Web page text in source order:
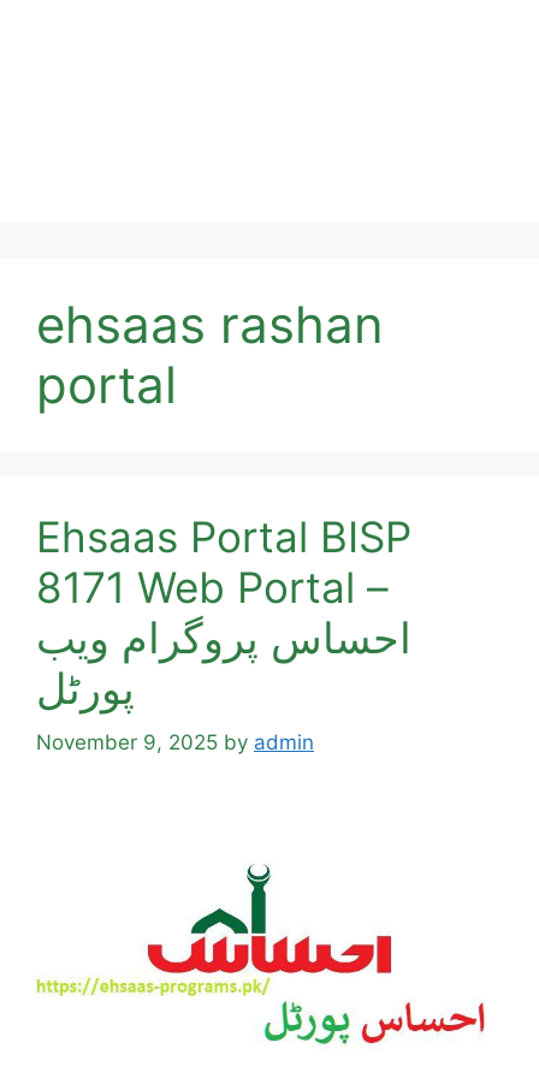
ehsaas rashan
portal
Ehsaas Portal BISP
8171 Web Portal –
احساس پروگرام ویب
پورٹل
November 9, 2025 by admin